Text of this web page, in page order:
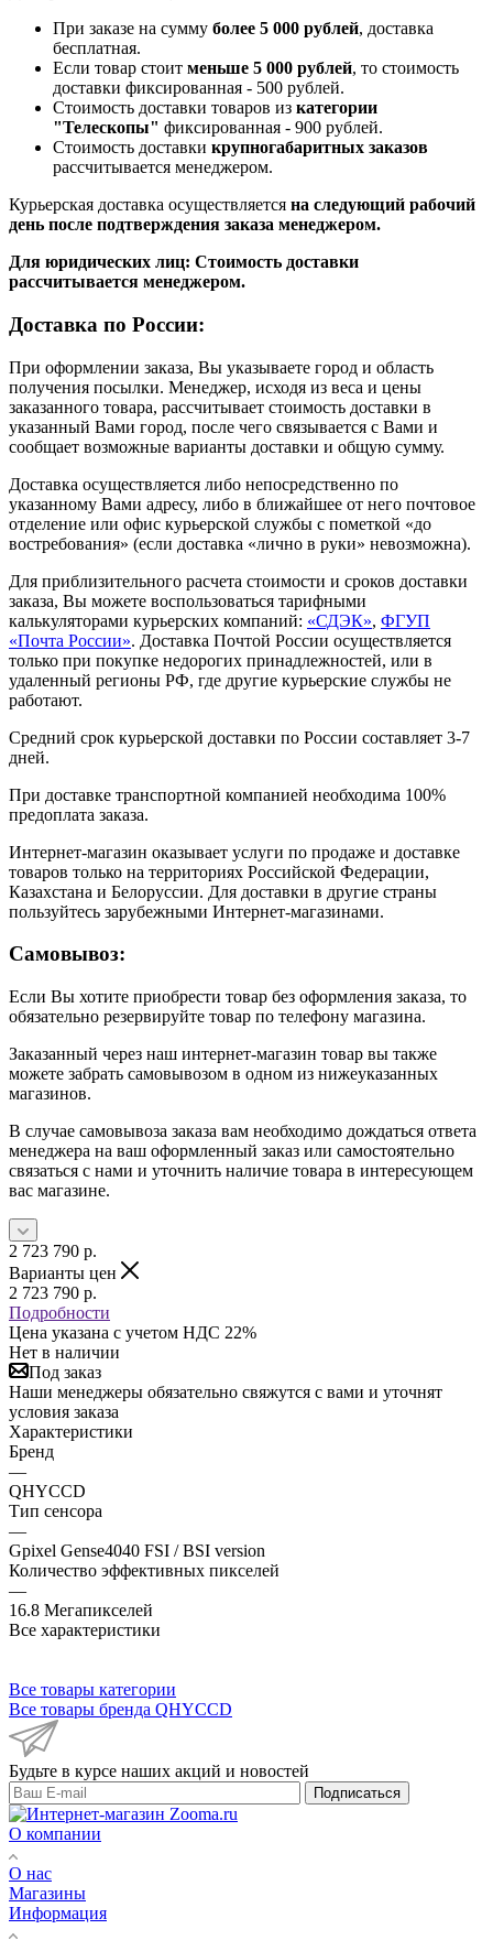
При заказе на сумму более 5 000 рублей, доставка
бесплатная.
Если товар стоит меньше 5 000 рублей, то стоимость
доставки фиксированная - 500 рублей.
Стоимость доставки товаров из категории
"Телескопы" фиксированная - 900 рублей.
Стоимость доставки крупногабаритных заказов
рассчитывается менеджером.
Курьерская доставка осуществляется на следующий рабочий
день после подтверждения заказа менеджером.
Для юридических лиц: Стоимость доставки
рассчитывается менеджером.
Доставка по России:
При оформлении заказа, Вы указываете город и область
получения посылки. Менеджер, исходя из веса и цены
заказанного товара, рассчитывает стоимость доставки в
указанный Вами город, после чего связывается с Вами и
сообщает возможные варианты доставки и общую сумму.
Доставка осуществляется либо непосредственно по
указанному Вами адресу, либо в ближайшее от него почтовое
отделение или офис курьерской службы с пометкой «до
востребования» (если доставка «лично в руки» невозможна).
Для приблизительного расчета стоимости и сроков доставки
заказа, Вы можете воспользоваться тарифными
калькуляторами курьерских компаний: «СДЭК», ФГУП
«Почта России». Доставка Почтой России осуществляется
только при покупке недорогих принадлежностей, или в
удаленный регионы РФ, где другие курьерские службы не
работают.
Средний срок курьерской доставки по России составляет 3-7
дней.
При доставке транспортной компанией необходима 100%
предоплата заказа.
Интернет-магазин оказывает услуги по продаже и доставке
товаров только на территориях Российской Федерации,
Казахстана и Белоруссии. Для доставки в другие страны
пользуйтесь зарубежными Интернет-магазинами.
Самовывоз:
Если Вы хотите приобрести товар без оформления заказа, то
обязательно резервируйте товар по телефону магазина.
Заказанный через наш интернет-магазин товар вы также
можете забрать самовывозом в одном из нижеуказанных
магазинов.
В случае самовывоза заказа вам необходимо дождаться ответа
менеджера на ваш оформленный заказ или самостоятельно
связаться с нами и уточнить наличие товара в интересующем
вас магазине.
2 723 790 р.
Варианты цен
2 723 790 р.
Подробности
Цена указана с учетом НДС 22%
Нет в наличии
Под заказ
Наши менеджеры обязательно свяжутся с вами и уточнят
условия заказа
Характеристики
Бренд
—
QHYCCD
Тип сенсора
—
Gpixel Gense4040 FSI / BSI version
Количество эффективных пикселей
—
16.8 Мегапикселей
Все характеристики
Все товары категории
Все товары бренда QHYCCD
Будьте в курсе наших акций и новостей
Подписаться
О компании
О нас
Магазины
Информация